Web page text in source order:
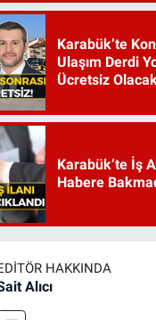
Karabük’te
Ulaşım Derdi
Ücretsiz
Karabük’te İş
Habere
HAKKINDA
Alıcı